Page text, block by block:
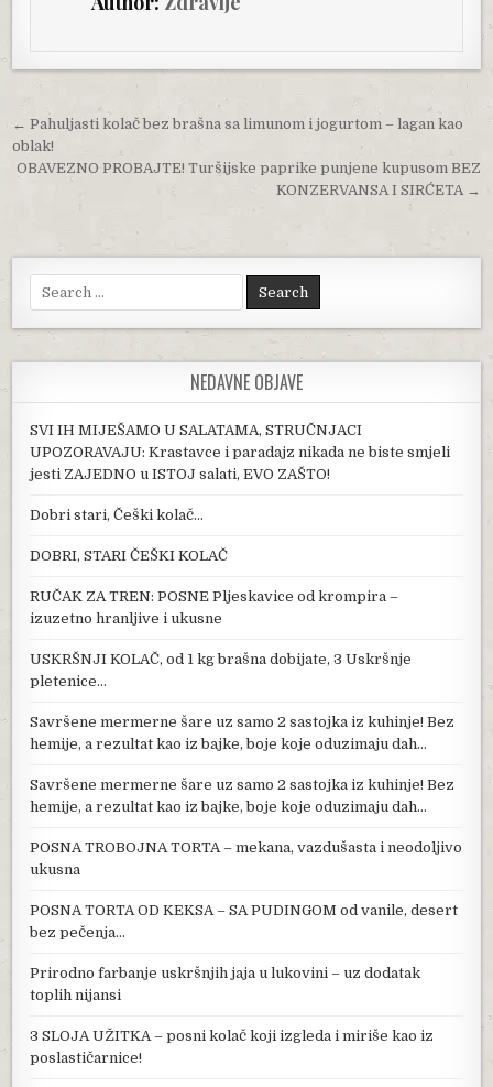
Post navigation
← Pahuljasti kolač bez brašna sa limunom i jogurtom – lagan kao
oblak!
OBAVEZNO PROBAJTE! Turšijske paprike punjene kupusom BEZ
KONZERVANSA I SIRĆETA →
Search for:
NEDAVNE OBJAVE
SVI IH MIJEŠAMO U SALATAMA, STRUČNJACI
UPOZORAVAJU: Krastavce i paradajz nikada ne biste smjeli
jesti ZAJEDNO u ISTOJ salati, EVO ZAŠTO!
Dobri stari, Češki kolač…
DOBRI, STARI ČEŠKI KOLAČ
RUČAK ZA TREN: POSNE Pljeskavice od krompira –
izuzetno hranljive i ukusne
USKRŠNJI KOLAČ, od 1 kg brašna dobijate, 3 Uskršnje
pletenice…
Savršene mermerne šare uz samo 2 sastojka iz kuhinje! Bez
hemije, a rezultat kao iz bajke, boje koje oduzimaju dah…
Savršene mermerne šare uz samo 2 sastojka iz kuhinje! Bez
hemije, a rezultat kao iz bajke, boje koje oduzimaju dah…
POSNA TROBOJNA TORTA – mekana, vazdušasta i neodoljivo
ukusna
POSNA TORTA OD KEKSA – SA PUDINGOM od vanile, desert
bez pečenja…
Prirodno farbanje uskršnjih jaja u lukovini – uz dodatak
toplih nijansi
3 SLOJA UŽITKA – posni kolač koji izgleda i miriše kao iz
poslastičarnice!